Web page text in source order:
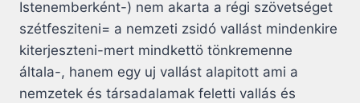
Istenemberként-) nem akarta a régi szövetséget
szétfesziteni= a nemzeti zsidó vallást mindenkire
kiterjeszteni-mert mindkettö tönkremenne
általa-, hanem egy uj vallást alapitott ami a
nemzetek és társadalamak feletti vallás és